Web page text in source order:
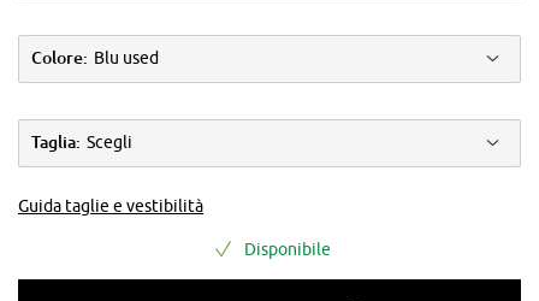
Colore: Blu used
Taglia: Scegli
Guida taglie e vestibilità
Disponibile